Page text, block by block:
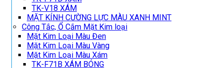
TK-V18 XÁM
MẶT KÍNH CƯỜNG LỰC MÀU XANH MINT
Công Tắc, Ổ Cắm Mặt Kim loại
Mặt Kim Loại Màu Đen
Mặt Kim Loại Màu Vàng
Mặt Kim Loại Màu Xám
TK-F71B XÁM BÓNG